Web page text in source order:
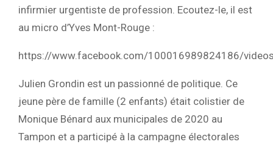
infirmier urgentiste de profession. Ecoutez-le, il est
au micro d’Yves Mont-Rouge :
https://www.facebook.com/100016989824186/
Julien Grondin est un passionné de politique. Ce
jeune père de famille (2 enfants) était colistier de
Monique Bénard aux municipales de 2020 au
Tampon et a participé à la campagne électorales